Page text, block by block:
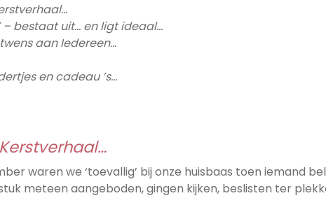
– bestaat uit… en ligt ideaal…
aan Iedereen…
en cadeau ’s…
waren we ‘toevallig’ bij onze huisbaas toen iemand
meteen aangeboden, gingen kijken, beslisten ter